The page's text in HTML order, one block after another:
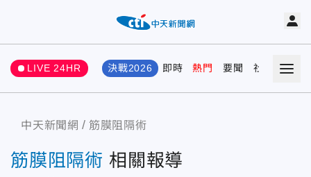
LIVE 24HR 決戰2026 即時 熱門 要聞 社會 娛樂
中天新聞網 筋膜阻隔術
筋膜阻隔術 相關報導